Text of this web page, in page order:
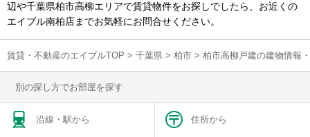
辺や千葉県柏市高柳エリアで賃貸物件をお探しでしたら、お近くの
エイブル南柏店までお気軽にお問合せください。
賃貸・不動産のエイブルTOP > 千葉県 > 柏市 > 柏市高柳戸建の建物情報
別の探し方でお部屋を探す
沿線・駅から 住所から